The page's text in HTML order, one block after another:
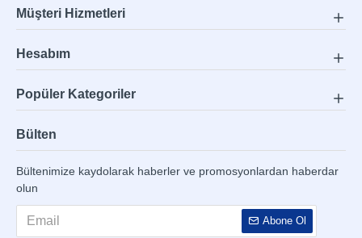
Müşteri Hizmetleri
Hesabım
Popüler Kategoriler
Bülten
Bültenimize kaydolarak haberler ve promosyonlardan haberdar
olun
Abone Ol